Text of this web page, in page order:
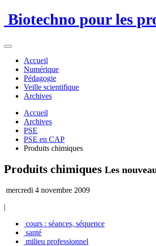
Biotechno pour les
Accueil
Numérique
Pédagogie
Veille scientifique
Archives
Accueil
Archives
PSE
PSE en CAP
Produits chimiques
Produits chimiques Les
mercredi 4 novembre 2009
|
cours : séances, séquence
santé
milieu professionnel